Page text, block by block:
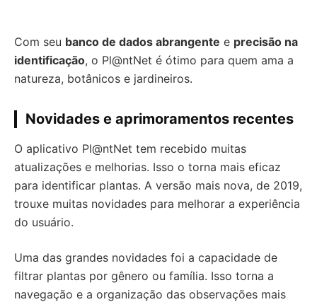
Com seu banco de dados abrangente e precisão na
identificação, o Pl@ntNet é ótimo para quem ama a
natureza, botânicos e jardineiros.
Novidades e aprimoramentos recentes
O aplicativo Pl@ntNet tem recebido muitas
atualizações e melhorias. Isso o torna mais eficaz
para identificar plantas. A versão mais nova, de 2019,
trouxe muitas novidades para melhorar a experiência
do usuário.
Uma das grandes novidades foi a capacidade de
filtrar plantas por gênero ou família. Isso torna a
navegação e a organização das observações mais